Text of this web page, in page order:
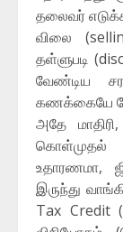
தலைவர்
விலை
தள்ளுபடி
வேண்டிய
கணக்கையே
அதே
கொள்முதல்
உதாரணமா,
இருந்து
Tax Credit